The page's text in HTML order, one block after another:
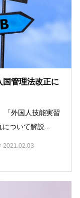
国管理法改正に
「外国人技能実習
ついて解説...
2021.02.03